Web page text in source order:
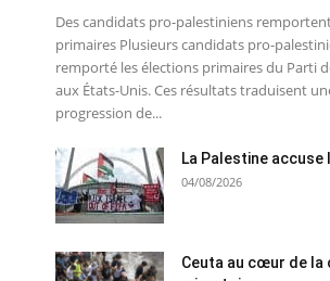
Des candidats pro-palestiniens
primaires Plusieurs candidats pro-
remporté les élections primaires du Parti
aux États-Unis. Ces résultats traduisent
progression de...
La Palestine accuse
04/08/2026
Ceuta au cœur de la